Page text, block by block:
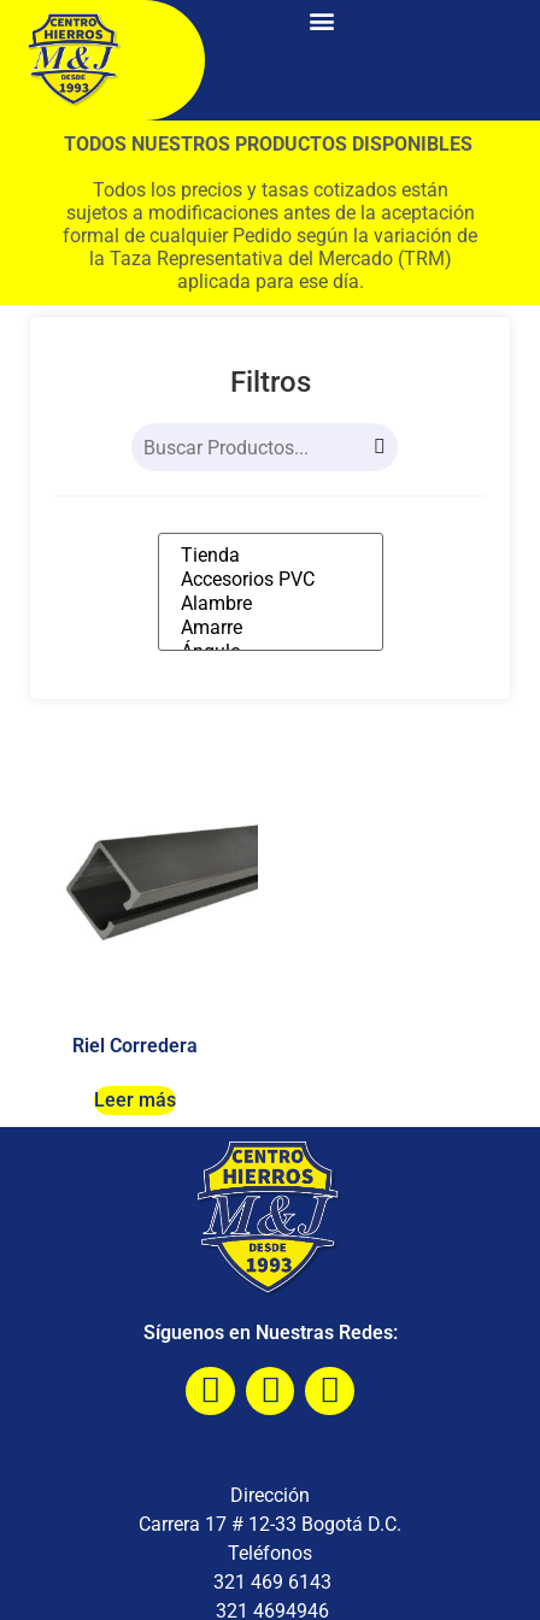
TODOS NUESTROS PRODUCTOS DISPONIBLES
Todos los precios y tasas cotizados están
sujetos a modificaciones antes de la aceptación
formal de cualquier Pedido según la variación de
la Taza Representativa del Mercado (TRM)
aplicada para ese día.
Filtros
Riel Corredera
Leer más
Síguenos en Nuestras Redes:
Dirección
Carrera 17 # 12-33 Bogotá D.C.
Teléfonos
321 469 6143
321 4694946